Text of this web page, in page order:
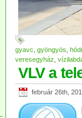
gyavc gyöngyös
veresegyház
VLV a
február 26th,